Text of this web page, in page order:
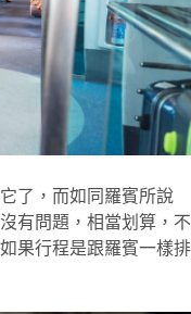
了，而如同羅賓所說
有問題，相當划算，不
果行程是跟羅賓一樣排